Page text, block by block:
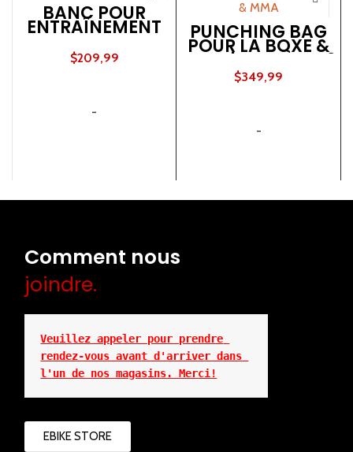
BANC POUR
ENTRAÎNEMENT
AJUSTABLE
$209,99
-
PUNCHING BAG
POUR LA BOXE &
MMA | MODÈLE K2
$349,99
-
Comment nous
joindre.
Veuillez appeler pour prendre
rendez-vous avant d'arriver dans
l'un de nos magasins. Merci!
EBIKE STORE